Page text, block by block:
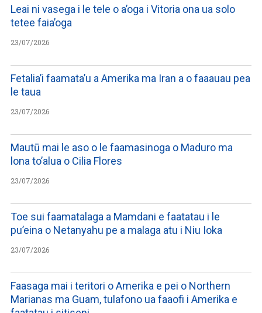
Leai ni vasega i le tele o a’oga i Vitoria ona ua solo
tetee faia’oga
23/07/2026
Fetalia’i faamata’u a Amerika ma Iran a o faaauau pea
le taua
23/07/2026
Mautū mai le aso o le faamasinoga o Maduro ma
lona to’alua o Cilia Flores
23/07/2026
Toe sui faamatalaga a Mamdani e faatatau i le
pu’eina o Netanyahu pe a malaga atu i Niu Ioka
23/07/2026
Faasaga mai i teritori o Amerika e pei o Northern
Marianas ma Guam, tulafono ua faaofi i Amerika e